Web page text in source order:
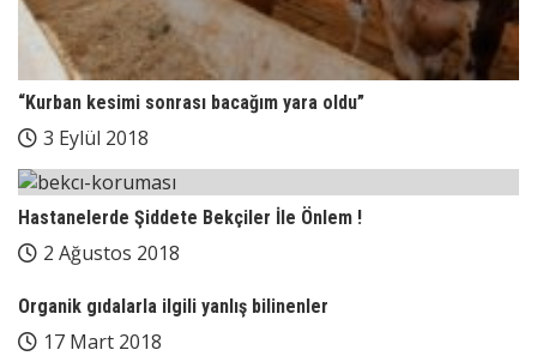
“Kurban kesimi sonrası bacağım yara oldu”
3 Eylül 2018
Hastanelerde Şiddete Bekçiler İle Önlem !
2 Ağustos 2018
Organik gıdalarla ilgili yanlış bilinenler
17 Mart 2018